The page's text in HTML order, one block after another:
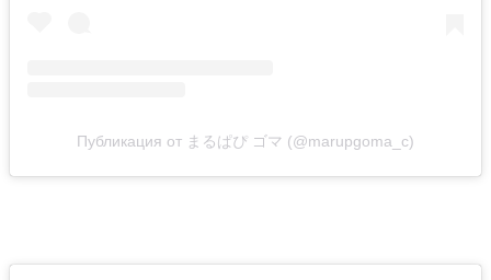
Публикация от まるぱぴ ゴマ (@marupgoma_c)